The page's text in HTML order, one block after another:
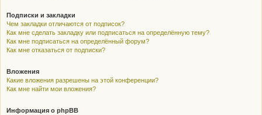
Подписки и закладки
Чем закладки отличаются от подписок?
Как мне сделать закладку или подписаться на определённую тему?
Как мне подписаться на определённый форум?
Как мне отказаться от подписки?
Вложения
Какие вложения разрешены на этой конференции?
Как мне найти мои вложения?
Информация о phpBB